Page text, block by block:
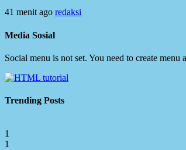
41 menit ago redaksi
Media Sosial
Social menu is not set. You need to create
Trending Posts
1
1